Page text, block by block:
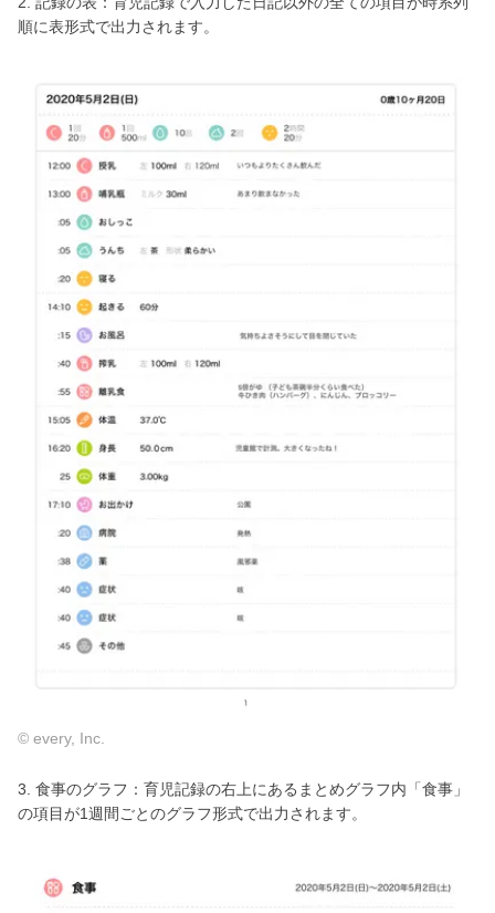
順に表形式で出力されます。
© every, Inc.
3. 食事のグラフ：育児記録の右上にあるまとめグラフ内「食事」
の項目が1週間ごとのグラフ形式で出力されます。